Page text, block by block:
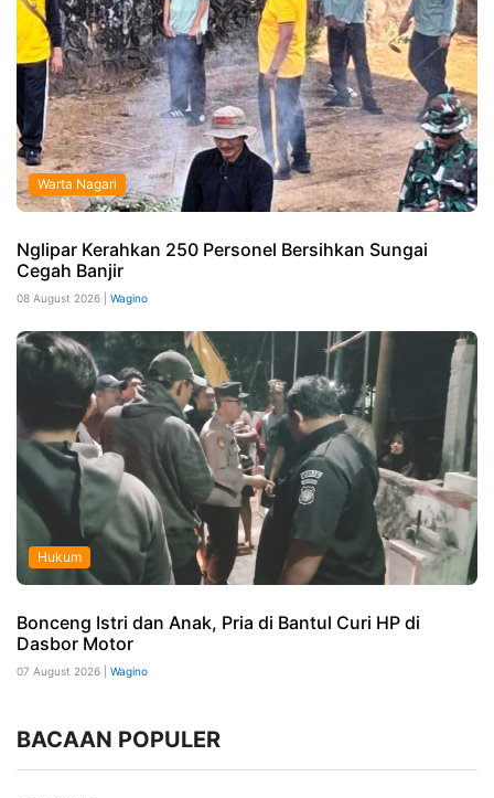
Warta Nagari
Nglipar Kerahkan 250 Personel Bersihkan Sungai
Cegah Banjir
08 August 2026 | Wagino
Hukum
Bonceng Istri dan Anak, Pria di Bantul Curi HP di
Dasbor Motor
07 August 2026 | Wagino
BACAAN POPULER